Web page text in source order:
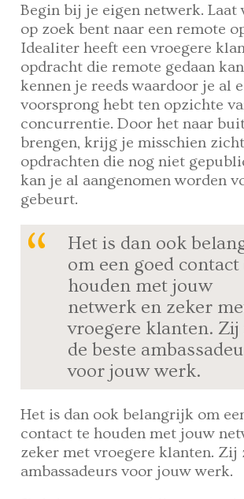
Begin bij je eigen netwerk. Laat
op zoek bent naar een remote
Idealiter heeft een vroegere
opdracht die remote gedaan
kennen je reeds waardoor je al
voorsprong hebt ten opzichte
concurrentie. Door het naar
brengen, krijg je misschien
opdrachten die nog niet
kan je al aangenomen worden
gebeurt.
Het is dan ook
om een goed contact
houden met jouw
netwerk en zeker
vroegere klanten.
de beste
voor jouw werk.
Het is dan ook belangrijk om
contact te houden met jouw
zeker met vroegere klanten. Zij
ambassadeurs voor jouw werk.